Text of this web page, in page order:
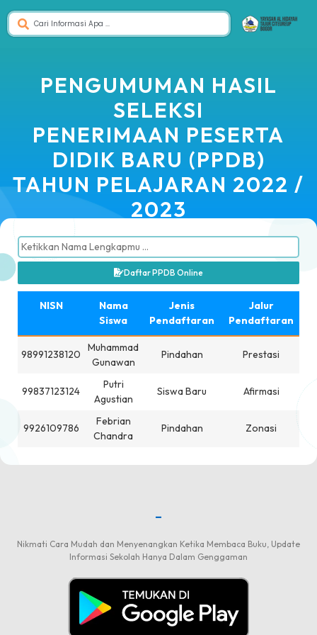
PENGUMUMAN HASIL
SELEKSI
PENERIMAAN PESERTA
DIDIK BARU (PPDB)
TAHUN PELAJARAN 2022 /
2023
Daftar PPDB Online
NISN
Nama
Siswa
Jenis
Pendaftaran
Jalur
Pendaftaran
98991238120
Muhammad
Gunawan
Pindahan Prestasi
99837123124
Putri
Agustian
Siswa Baru Afirmasi
9926109786
Febrian
Chandra
Pindahan Zonasi
-
Nikmati Cara Mudah dan Menyenangkan Ketika Membaca Buku, Update
Informasi Sekolah Hanya Dalam Genggaman